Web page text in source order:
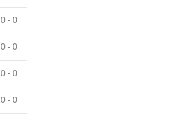
0 - 0
0 - 0
0 - 0
0 - 0